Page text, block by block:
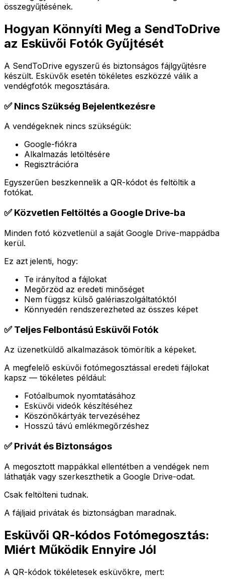
összegyűjtésének.
Hogyan Könnyíti Meg a SendToDrive
az Esküvői Fotók Gyűjtését
A SendToDrive egyszerű és biztonságos fájlgyűjtésre
készült. Esküvők esetén tökéletes eszközzé válik a
vendégfotók megosztására.
✅ Nincs Szükség Bejelentkezésre
A vendégeknek nincs szükségük:
Google-fiókra
Alkalmazás letöltésére
Regisztrációra
Egyszerűen beszkennelik a QR-kódot és feltöltik a
fotókat.
✅ Közvetlen Feltöltés a Google Drive-ba
Minden fotó közvetlenül a saját Google Drive-mappádba
kerül.
Ez azt jelenti, hogy:
Te irányítod a fájlokat
Megőrzöd az eredeti minőséget
Nem függsz külső galériaszolgáltatóktól
Könnyedén rendszerezheted az összes képet
✅ Teljes Felbontású Esküvői Fotók
Az üzenetküldő alkalmazások tömörítik a képeket.
A megfelelő esküvői fotómegosztással eredeti fájlokat
kapsz — tökéletes például:
Fotóalbumok nyomtatásához
Esküvői videók készítéséhez
Köszönőkártyák tervezéséhez
Hosszú távú emlékmegőrzéshez
✅ Privát és Biztonságos
A megosztott mappákkal ellentétben a vendégek nem
láthatják vagy szerkeszthetik a Google Drive-odat.
Csak feltölteni tudnak.
A fájljaid privátak és biztonságban maradnak.
Esküvői QR-kódos Fotómegosztás:
Miért Működik Ennyire Jól
A QR-kódok tökéletesek esküvőkre, mert: